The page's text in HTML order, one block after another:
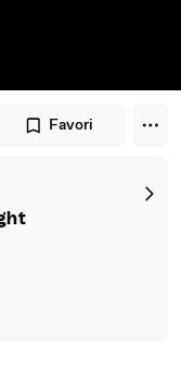
Favori